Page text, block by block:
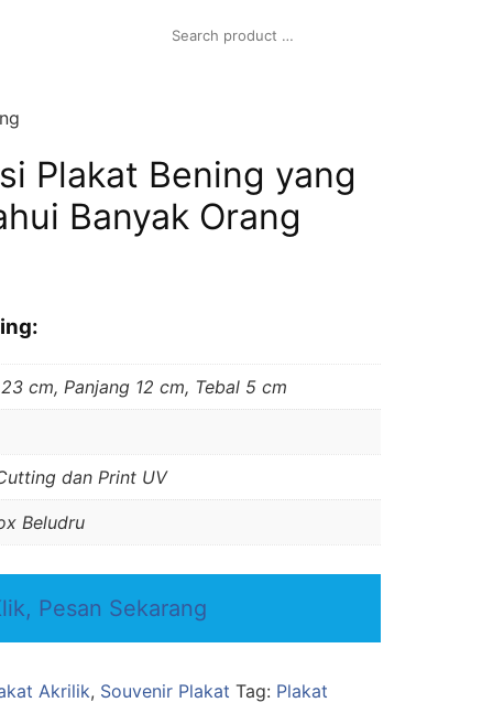
Plakat Bening yang
Banyak Orang
cm, Panjang 12 cm, Tebal 5 cm
dan Print UV
Beludru
Pesan Sekarang
Akrilik, Souvenir Plakat Tag: Plakat